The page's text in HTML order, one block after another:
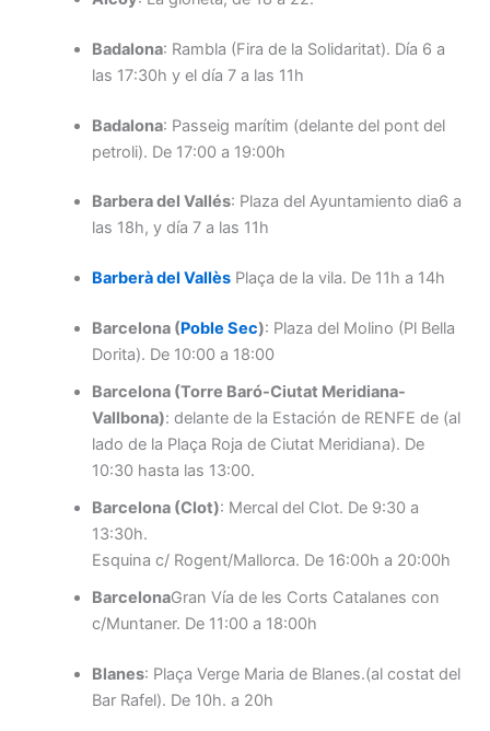
Badalona: Rambla (Fira de la Solidaritat). Día 6 a
las 17:30h y el día 7 a las 11h
Badalona: Passeig marítim (delante del pont del
petroli). De 17:00 a 19:00h
Barbera del Vallés: Plaza del Ayuntamiento dia6 a
las 18h, y día 7 a las 11h
Barberà del VallèsPlaça de la vila. De 11h a 14h
Barcelona (Poble Sec): Plaza del Molino (Pl Bella
Dorita). De 10:00 a 18:00
Barcelona (Torre Baró-Ciutat Meridiana-
Vallbona): delante de la Estación de RENFE de (al
lado de la Plaça Roja de Ciutat Meridiana). De
10:30 hasta las 13:00.
Barcelona (Clot): Mercal del Clot. De 9:30 a
13:30h.
Esquina c/ Rogent/Mallorca. De 16:00h a 20:00h
BarcelonaGran Vía de les Corts Catalanes con
c/Muntaner. De 11:00 a 18:00h
Blanes: Plaça Verge Maria de Blanes.(al costat del
Bar Rafel). De 10h. a 20h